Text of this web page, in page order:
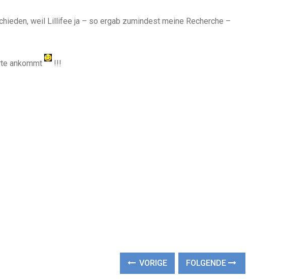
weil Lillifee ja – so ergab zumindest meine Recherche –
ankommt !!!
VORIGE FOLGENDE